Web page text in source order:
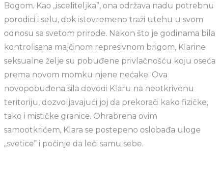
Bogom. Kao „isceliteljka”, ona održava nadu potrebnu
porodici i selu, dok istovremeno traži utehu u svom
odnosu sa svetom prirode. Nakon što je godinama bila
kontrolisana majčinom represivnom brigom, Klarine
seksualne želje su pobuđene privlačnošću koju oseća
prema novom momku njene nećake. Ova
novopobuđena sila dovodi Klaru na neotkrivenu
teritoriju, dozvoljavajući joj da prekorači kako fizičke,
tako i mističke granice. Ohrabrena ovim
samootkrićem, Klara se postepeno oslobađa uloge
„svetice” i počinje da leči samu sebe.